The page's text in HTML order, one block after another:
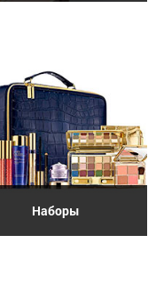
Наборы